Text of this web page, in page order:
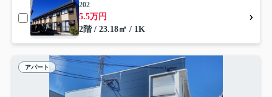
202
5.5万円
2階 / 23.18㎡ / 1K
アパート